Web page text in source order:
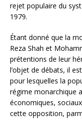
rejet populaire du
1979.
Étant donné que la
Reza Shah et
prétentions de leur
l’objet de débats, il
pour lesquelles la
régime monarchique
économiques,
cette opposition,